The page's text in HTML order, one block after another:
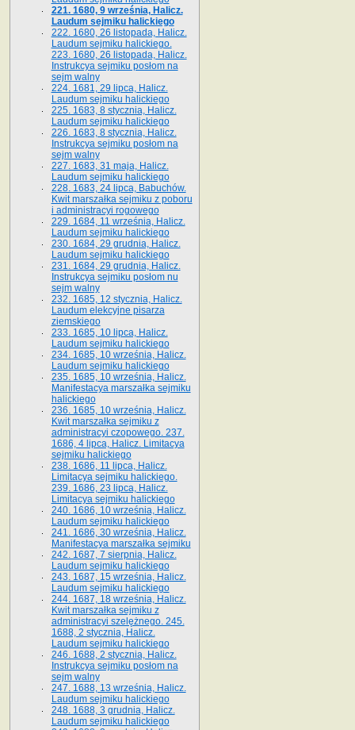
221. 1680, 9 września, Halicz.
Laudum sejmiku halickiego
222. 1680, 26 listopada, Halicz.
Laudum sejmiku halickiego.
223. 1680, 26 listopada, Halicz.
Instrukcya sejmiku posłom na
sejm walny
224. 1681, 29 lipca, Halicz.
Laudum sejmiku halickiego
225. 1683, 8 stycznia, Halicz.
Laudum sejmiku halickiego
226. 1683, 8 stycznia, Halicz.
Instrukcya sejmiku posłom na
sejm walny
227. 1683, 31 maja, Halicz.
Laudum sejmiku halickiego
228. 1683, 24 lipca, Babuchów.
Kwit marszałka sejmiku z poboru
i administracyi rogowego
229. 1684, 11 września, Halicz.
Laudum sejmiku halickiego
230. 1684, 29 grudnia, Halicz.
Laudum sejmiku halickiego
231. 1684, 29 grudnia, Halicz.
Instrukcya sejmiku posłom nu
sejm walny
232. 1685, 12 stycznia, Halicz.
Laudum elekcyjne pisarza
ziemskiego
233. 1685, 10 lipca, Halicz.
Laudum sejmiku halickiego
234. 1685, 10 września, Halicz.
Laudum sejmiku halickiego
235. 1685, 10 września, Halicz.
Manifestacya marszałka sejmiku
halickiego
236. 1685, 10 września, Halicz.
Kwit marszałka sejmiku z
administracyi czopowego. 237.
1686, 4 lipca, Halicz. Limitacya
sejmiku halickiego
238. 1686, 11 lipca, Halicz.
Limitacya sejmiku halickiego.
239. 1686, 23 lipca, Halicz.
Limitacya sejmiku halickiego
240. 1686, 10 września, Halicz.
Laudum sejmiku halickiego
241. 1686, 30 września, Halicz.
Manifestacya marszałka sejmiku
242. 1687, 7 sierpnia, Halicz.
Laudum sejmiku halickiego
243. 1687, 15 września, Halicz.
Laudum sejmiku halickiego
244. 1687, 18 września, Halicz.
Kwit marszałka sejmiku z
administracyi szelężnego. 245.
1688, 2 stycznia, Halicz.
Laudum sejmiku halickiego
246. 1688, 2 stycznia, Halicz.
Instrukcya sejmiku posłom na
sejm walny
247. 1688, 13 września, Halicz.
Laudum sejmiku halickiego
248. 1688, 3 grudnia, Halicz.
Laudum sejmiku halickiego